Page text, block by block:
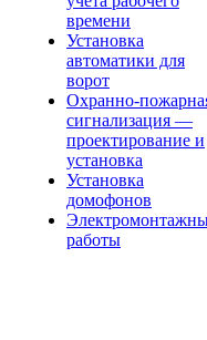
времени
Установка
автоматики для
ворот
Охранно-
сигнализация —
проектирование и
установка
Установка
домофонов
работы